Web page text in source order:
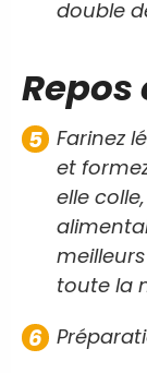
double
Farinez
et
elle
toute la